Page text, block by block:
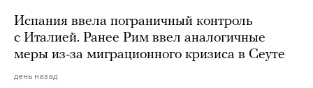
Испания ввела пограничный контроль
с Италией. Ранее Рим ввел аналогичные
меры из-за миграционного кризиса в Сеуте
день назад